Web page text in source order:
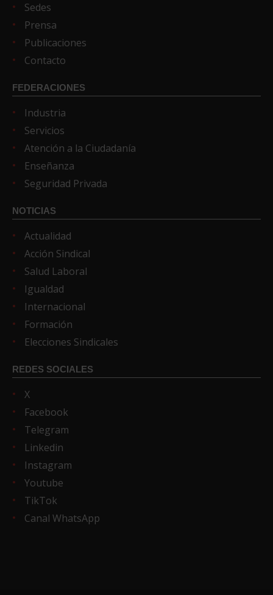
Sedes
Prensa
Publicaciones
Contacto
FEDERACIONES
Industria
Servicios
Atención a la Ciudadanía
Enseñanza
Seguridad Privada
NOTICIAS
Actualidad
Acción Sindical
Salud Laboral
Igualdad
Internacional
Formación
Elecciones Sindicales
REDES SOCIALES
X
Facebook
Telegram
Linkedin
Instagram
Youtube
TikTok
Canal WhatsApp